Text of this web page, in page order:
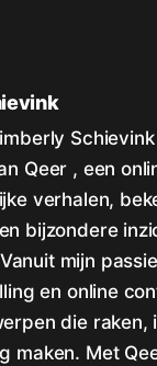
Qeer , een
verhalen,
bijzondere
mijn
en online
die raken,
maken. Met